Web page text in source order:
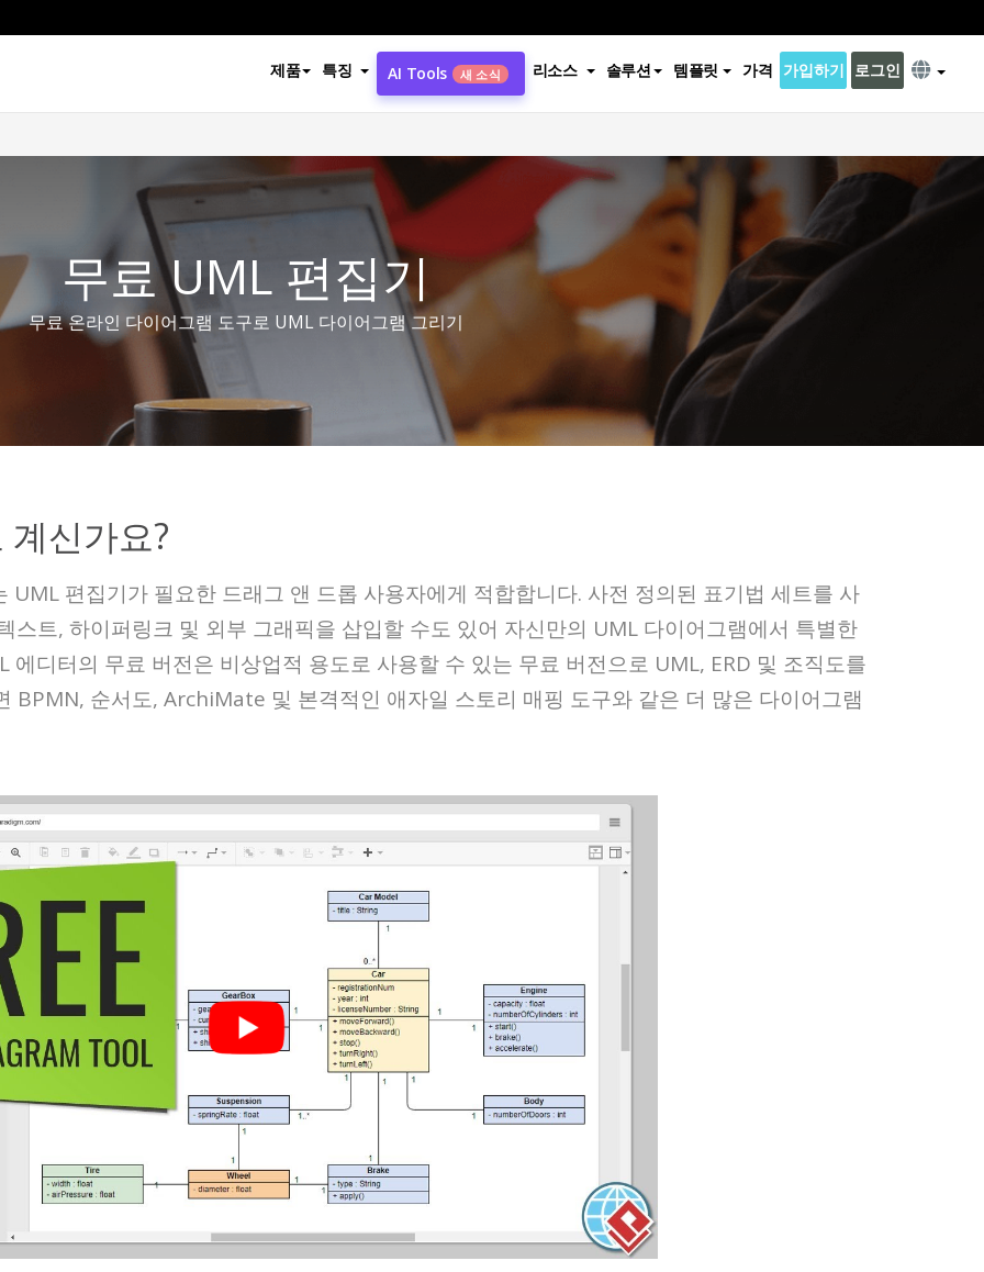
제품 특징 AI Tools 새 소식 리소스 솔루션 템플릿 가격 가입하기 로그인
무료 UML 편집기
무료 온라인 다이어그램 도구로 UML 다이어그램 그리기
신가요?
편집기가 필요한 드래그 앤 드롭 사용자에게 적합합니다. 사전 정의된 표기법 세트를 사
스트, 하이퍼링크 및 외부 그래픽을 삽입할 수도 있어 자신만의 UML 다이어그램에서 특별한
에디터의 무료 버전은 비상업적 용도로 사용할 수 있는 무료 버전으로 UML, ERD 및 조직도를
BPMN, 순서도, ArchiMate 및 본격적인 애자일 스토리 매핑 도구와 같은 더 많은 다이어그램